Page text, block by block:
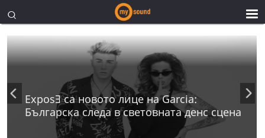
ExposƎ са новото лице на Garcia:
Българска следа в световната денс сцена